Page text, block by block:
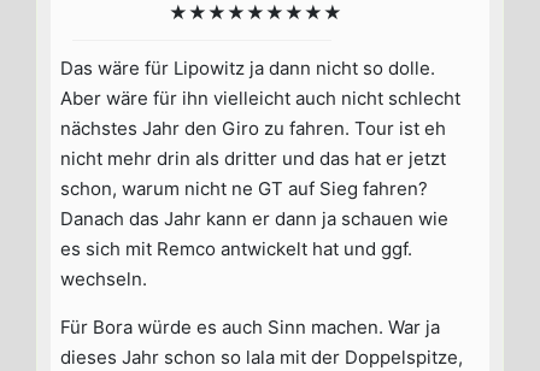
★★★★★★★★★
Das wäre für Lipowitz ja dann nicht so dolle.
Aber wäre für ihn vielleicht auch nicht schlecht
nächstes Jahr den Giro zu fahren. Tour ist eh
nicht mehr drin als dritter und das hat er jetzt
schon, warum nicht ne GT auf Sieg fahren?
Danach das Jahr kann er dann ja schauen wie
es sich mit Remco antwickelt hat und ggf.
wechseln.
Für Bora würde es auch Sinn machen. War ja
dieses Jahr schon so lala mit der Doppelspitze,